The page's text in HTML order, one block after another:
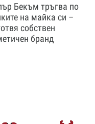
Бекъм тръгва по
на майка си –
собствен
бранд